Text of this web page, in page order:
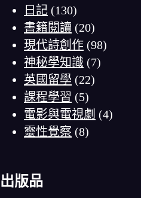
日記 (130)
書籍閱讀 (20)
現代詩創作 (98)
神秘學知識 (7)
英國留學 (22)
課程學習 (5)
電影與電視劇 (4)
靈性覺察 (8)
出版品